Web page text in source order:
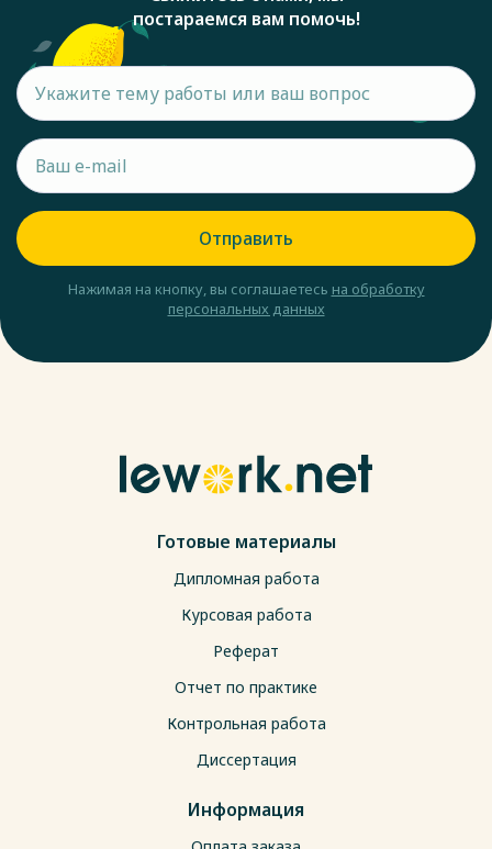
постараемся вам помочь!
Отправить
Нажимая на кнопку, вы соглашаетесь на обработку
персональных данных
Готовые материалы
Дипломная работа
Курсовая работа
Реферат
Отчет по практике
Контрольная работа
Диссертация
Информация